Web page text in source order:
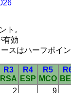
ト。
有効
スはハーフポイ
R3
RSA
R4
ESP
R5
MCO
2
9